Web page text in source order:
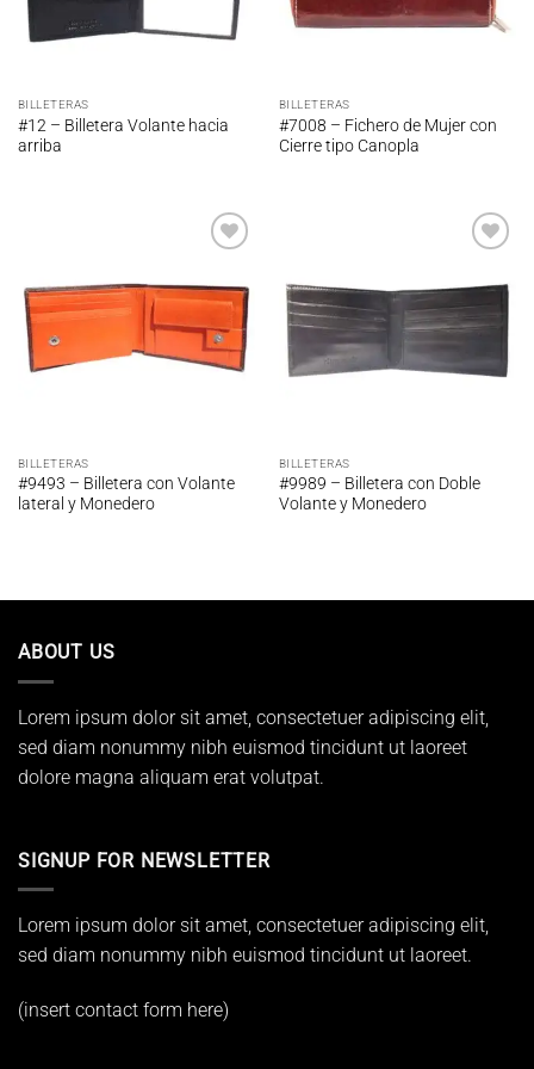
BILLETERAS
#12 – Billetera Volante hacia
arriba
BILLETERAS
#7008 – Fichero de Mujer con
Cierre tipo Canopla
a la
lista de
deseos
BILLETERAS
#9493 – Billetera con Volante
lateral y Monedero
a la
deseos
BILLETERAS
#9989 – Billetera con Doble
Volante y Monedero
ABOUT US
Lorem ipsum dolor sit amet, consectetuer adipiscing elit,
sed diam nonummy nibh euismod tincidunt ut laoreet
dolore magna aliquam erat volutpat.
SIGNUP FOR NEWSLETTER
Lorem ipsum dolor sit amet, consectetuer adipiscing elit,
sed diam nonummy nibh euismod tincidunt ut laoreet.
(insert contact form here)